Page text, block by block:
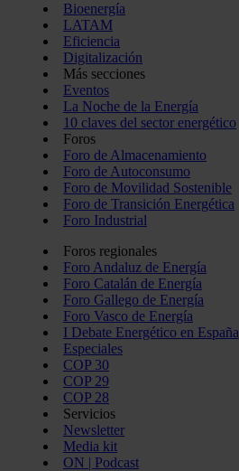
Bioenergía
LATAM
Eficiencia
Digitalización
Más secciones
Eventos
La Noche de la Energía
10 claves del sector energético
Foros
Foro de Almacenamiento
Foro de Autoconsumo
Foro de Movilidad Sostenible
Foro de Transición Energética
Foro Industrial
Foros regionales
Foro Andaluz de Energía
Foro Catalán de Energía
Foro Gallego de Energía
Foro Vasco de Energía
I Debate Energético en España
Especiales
COP 30
COP 29
COP 28
Servicios
Newsletter
Media kit
ON | Podcast